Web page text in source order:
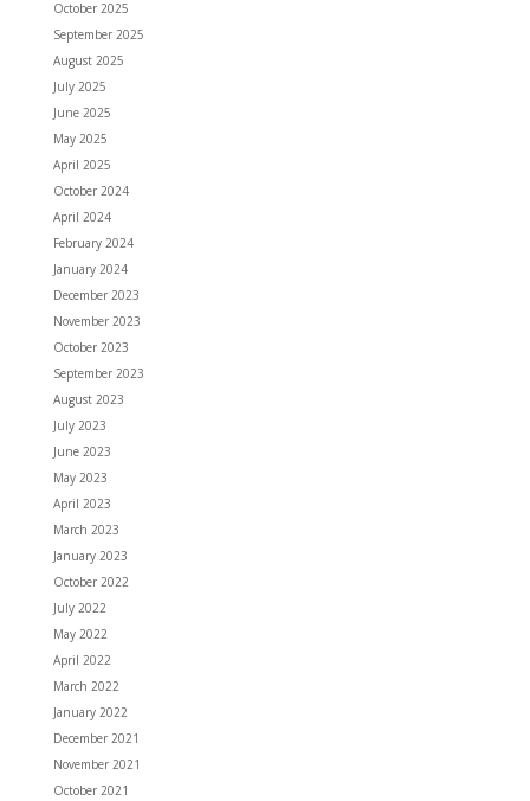
October 2025
September 2025
August 2025
July 2025
June 2025
May 2025
April 2025
October 2024
April 2024
February 2024
January 2024
December 2023
November 2023
October 2023
September 2023
August 2023
July 2023
June 2023
May 2023
April 2023
March 2023
January 2023
October 2022
July 2022
May 2022
April 2022
March 2022
January 2022
December 2021
November 2021
October 2021